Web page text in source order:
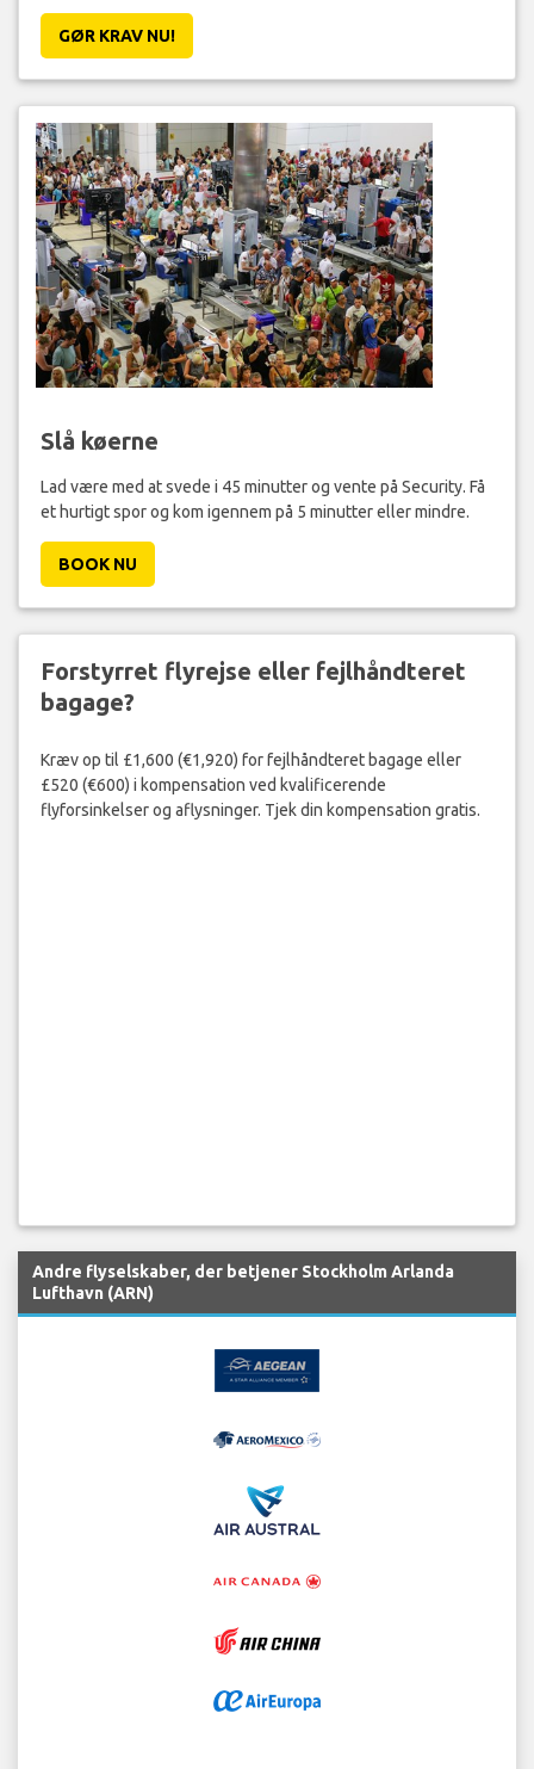
GØR KRAV NU!
Slå køerne
Lad være med at svede i 45 minutter og vente på Security. Få
et hurtigt spor og kom igennem på 5 minutter eller mindre.
BOOK NU
Forstyrret flyrejse eller fejlhåndteret
bagage?
Kræv op til £1,600 (€1,920) for fejlhåndteret bagage eller
£520 (€600) i kompensation ved kvalificerende
flyforsinkelser og aflysninger. Tjek din kompensation gratis.
Andre flyselskaber, der betjener Stockholm Arlanda
Lufthavn (ARN)